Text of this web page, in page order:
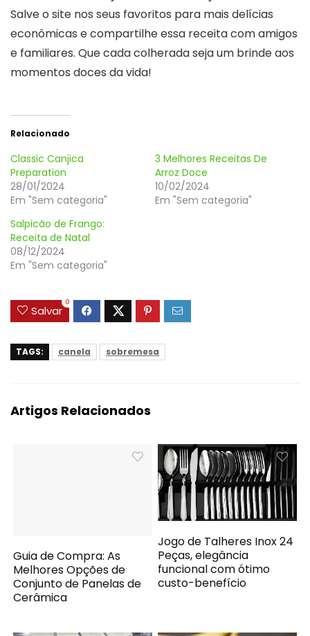
Salve o site nos seus favoritos para mais delícias
econômicas e compartilhe essa receita com amigos
e familiares. Que cada colherada seja um brinde aos
momentos doces da vida!
Relacionado
Classic Canjica
Preparation
28/01/2024
Em "Sem categoria"
3 Melhores Receitas De
Arroz Doce
10/02/2024
Em "Sem categoria"
Salpicão de Frango:
Receita de Natal
08/12/2024
Em "Sem categoria"
Salvar
0
TAGS: canela sobremesa
Artigos Relacionados
Guia de Compra: As
Melhores Opções de
Conjunto de Panelas de
Cerâmica
Jogo de Talheres Inox 24
Peças, elegância
funcional com ótimo
custo-benefício